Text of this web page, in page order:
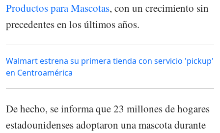
Productos para Mascotas, con un crecimiento sin
precedentes en los últimos años.
Walmart estrena su primera tienda con servicio 'pickup'
en Centroamérica
De hecho, se informa que 23 millones de hogares
estadounidenses adoptaron una mascota durante